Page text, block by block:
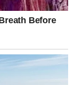
CRP-a i fibrinogena
pružaju
u organizmu i
dr.
misao: briga o
već uključuje